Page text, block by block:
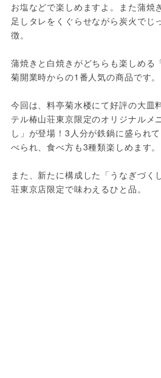
お塩などで楽しめますよ。また蒲焼
足しタレをくぐらせながら炭火でじ
徴。
蒲焼きと白焼きがどちらも楽しめる
菊開業時からの1番人気の商品です。
今回は、料亭菊水楼にて好評の大皿
テル椿山荘東京限定のオリジナルメ
し」が登場！3人分が鉄鍋に盛られ
べられ、食べ方も3種類楽しめます。
また、新たに構成した「うなぎづく
荘東京店限定で味わえるひと品。